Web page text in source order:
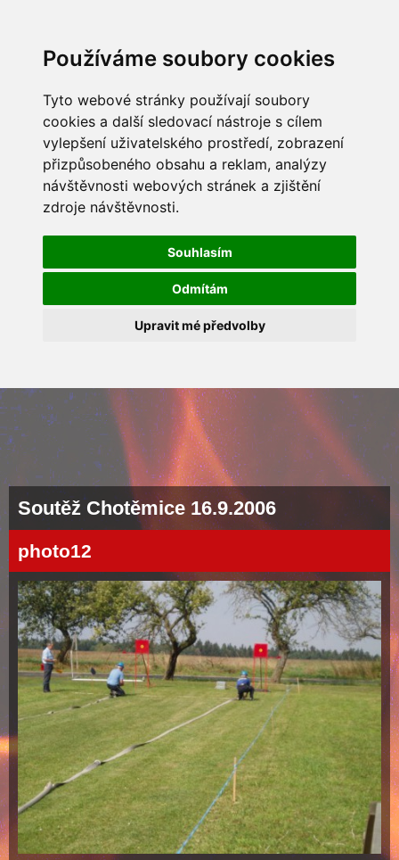
Používáme soubory cookies
Tyto webové stránky používají soubory
cookies a další sledovací nástroje s cílem
vylepšení uživatelského prostředí, zobrazení
přizpůsobeného obsahu a reklam, analýzy
návštěvnosti webových stránek a zjištění
zdroje návštěvnosti.
Souhlasím
Odmítám
Upravit mé předvolby
Soutěž Chotěmice 16.9.2006
photo12